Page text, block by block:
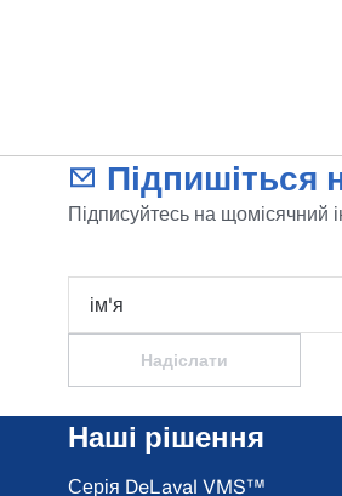
Підпишіться
Підписуйтесь на щомісячний
ім'я
Надіслати
Наші рішення
Серія DeLaval VMS™